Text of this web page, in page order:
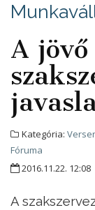
A
Kategória:
Fóruma
2016.11.22. 12:08
A